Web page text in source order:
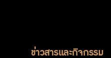
ข่าวสารและกิจกรรม